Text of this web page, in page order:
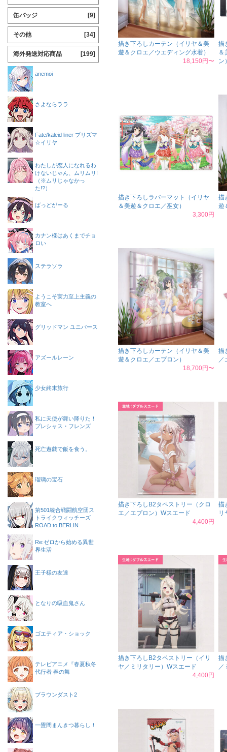
描き下ろしカーテン（イリヤ＆美
遊＆クロエ／ウエディング水着）
18,150円〜
描
＆
ン
描き下ろしラバーマット（イリヤ
＆美遊＆クロエ／巫女）
3,300円
描
遊
描き下ろしカーテン（イリヤ＆美
遊＆クロエ／エプロン）
18,700円〜
描
／
描き下ろしB2タペストリー（クロ
エ／エプロン）Wスエード
4,400円
描
リ
描き下ろしB2タペストリー（イリ
ヤ／ミリタリー）Wスエード
4,400円
描
／
缶バッジ [9]
その他 [34]
海外発送対応商品 [199]
anemoi
さよならララ
Fate/kaleid liner プリズマ
☆イリヤ
わたしが恋人になれるわ
けないじゃん、ムリムリ!
（※ムリじゃなかっ
た!?）
ばっどがーる
カナン様はあくまでチョ
ロい
ステラソラ
ようこそ実力至上主義の
教室へ
グリッドマン ユニバース
アズールレーン
少女終末旅行
私に天使が舞い降りた！
プレシャス・フレンズ
死亡遊戯で飯を食う。
瑠璃の宝石
第501統合戦闘航空団ス
トライクウィッチーズ
ROAD to BERLIN
Re:ゼロから始める異世
界生活
王子様の友達
となりの吸血鬼さん
ゴエティア・ショック
テレビアニメ『春夏秋冬
代行者 春の舞
ブラウンダスト2
一畳間まんきつ暮らし！